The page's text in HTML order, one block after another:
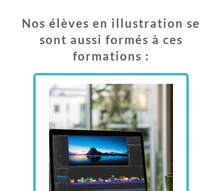
Nos élèves en illustration se
sont aussi formés à ces
formations :